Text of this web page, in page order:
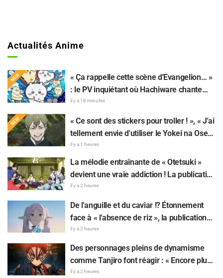
Actualités Anime
« Ça rappelle cette scène d'Evangelion… »
: le PV inquiétant où Hachiware chante
dans « Chiikawa The Movie: The Secret of
il y a 18 minutes
« Ce sont des stickers pour troller ! », « J'ai
tellement envie d'utiliser le Yokei na Ose-
Wi-Fi!! » : les fans ravis par l'arrivée du 8e
lot de stickers LINE « The Culling Game »
il y a 1 heures
La mélodie entraînante de « Otetsuki »
devient une vraie addiction ! La publication
du MV de la chanson insérée de « The
Elusive Samurai » fait sensation : « Un
character song pour une œuvre historique
à l'ère Reiwa »
il y a 2 heures
De l'anguille et du caviar !? Étonnement
face à « l'absence de riz », la publication
sur « Frieren » fait réagir : « Choisir la
grillade nature, c'est un truc de
connaisseur »
il y a 2 heures
Des personnages pleins de dynamisme
comme Tanjiro font réagir : « Encore plus
spectaculaire que sur l'écran ! » — Une
il y a 2 heures